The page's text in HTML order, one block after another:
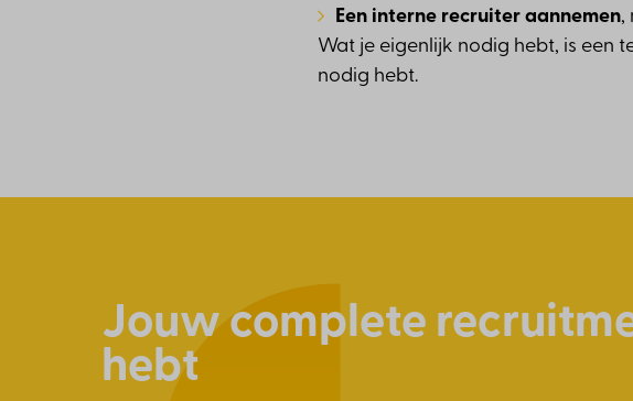
Een interne recruiter aannemen,
Wat je eigenlijk nodig hebt, is een
nodig hebt.
Jouw complete
hebt